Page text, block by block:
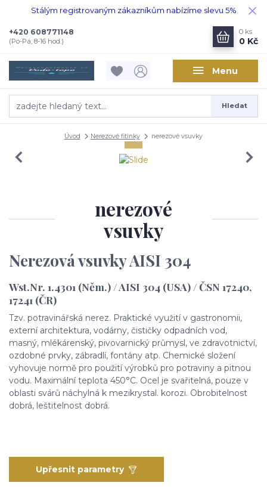
Stálým registrovaným zákazníkům nabízíme slevu 5%
Menu
Hledat
+420 608771148
(Po-Pá, 8-16 hod.)
0 ks
0 Kč
Úvod Nerezové fitinky nerezové vsuvky
nerezové
vsuvky
Nerezová vsuvky AISI 304
Wst.Nr. 1.4301 (Něm.) / AISI 304 (USA) / ČSN 17240,
17241 (ČR)
Tzv. potravinářská nerez. Praktické využití v gastronomii,
externí architektura, vodárny, čističky odpadních vod,
masný, mlékárenský, pivovarnický průmysl, ve zdravotnictví,
ozdobné prvky, zábradlí, fontány atp. Chemické složení
vyhovuje normě pro použití výrobků pro potraviny a pitnou
vodu. Maximální teplota 450°C. Ocel je svařitelná, pouze v
oblasti svárů náchylná k mezikrystal. korozi. Obrobitelnost
dobrá, leštitelnost dobrá.
Upřesnit parametry